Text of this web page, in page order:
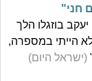
בוזגלו הלך
את צוות המספרה: "45 שנה לא הייתי במספרה,
(ישראל היום)